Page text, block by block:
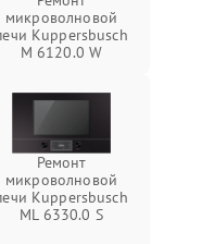
микроволновой
Kuppersbusch
M 6120.0 W
Ремонт
микроволновой
Kuppersbusch
ML 6330.0 S